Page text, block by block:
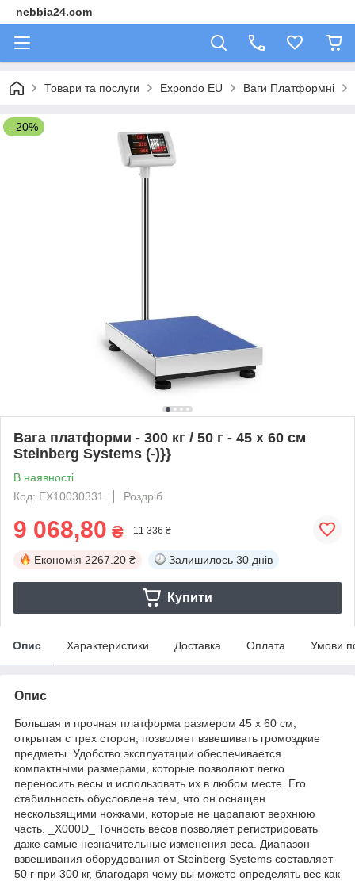
nebbia24.com
Товари та послуги Expondo EU Ваги Платформні
–20%
Вага платформи - 300 кг / 50 г - 45 х 60 см
Steinberg Systems (-)}}
В наявності
Код: EX10030331
Роздріб
9 068,80 ₴ 11 336 ₴
Економія 2267.20 ₴ Залишилось 30 днів
Купити
Опис Характеристики Доставка Оплата Умови
Опис
Большая и прочная платформа размером 45 x 60 см,
открытая с трех сторон, позволяет взвешивать громоздкие
предметы. Удобство эксплуатации обеспечивается
компактными размерами, которые позволяют легко
переносить весы и использовать их в любом месте. Его
стабильность обусловлена ​​тем, что он оснащен
нескользящими ножками, которые не царапают верхнюю
часть. _X000D_ Точность весов позволяет регистрировать
даже самые незначительные изменения веса. Диапазон
взвешивания оборудования от Steinberg Systems составляет
50 г при 300 кг, благодаря чему вы можете определять вес как